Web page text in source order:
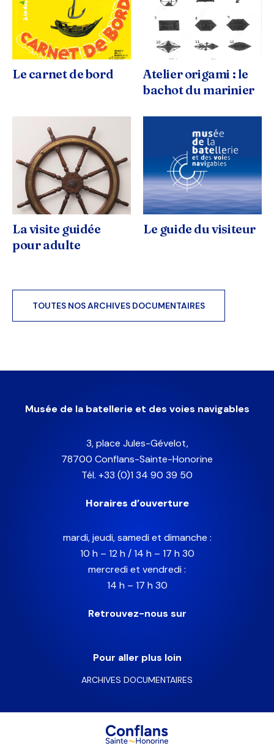
Le carnet de bord
Atelier origami : le
bachot du marinier
La visite guidée
pour adulte
Le guide du visiteur
TOUTES NOS ARCHIVES DOCUMENTAIRES
Musée de la batellerie et des voies navigables
3, place Jules-Gévelot,
78700 Conflans-Sainte-Honorine
Tél. +33 (0)1 34 90 39 50
Horaires d’ouverture
mardi, jeudi, samedi et dimanche :
10 h – 12 h / 14 h – 17 h 30
mercredi et vendredi :
14 h – 17 h 30
Retrouvez-nous sur
Pour aller plus loin
ARCHIVES DOCUMENTAIRES